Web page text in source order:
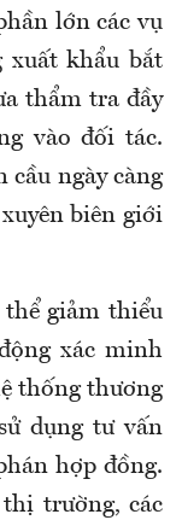
lớn các vụ
xuất khẩu bắt
thẩm tra đầy
vào đối tác.
ngày càng
biên giới
thể giảm thiểu
xác minh
thống thương
dụng tư vấn
hợp đồng.
trường, các